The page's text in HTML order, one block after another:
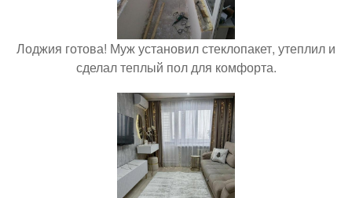
Лоджия готова! Муж установил стеклопакет, утеплил и
сделал теплый пол для комфорта.